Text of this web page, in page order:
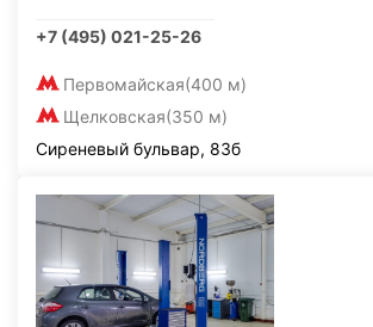
+7 (495) 021-25-26
Первомайская(400 м)
Щелковская(350 м)
Сиреневый бульвар, 83б